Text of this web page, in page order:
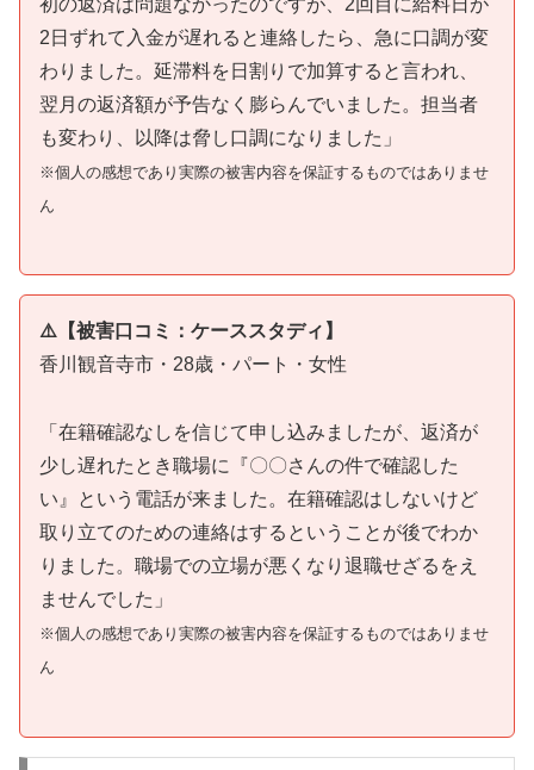
2日ずれて入金が遅れると連絡したら、急に口調が変
わりました。延滞料を日割りで加算すると言われ、
翌月の返済額が予告なく膨らんでいました。担当者
も変わり、以降は脅し口調になりました」
※個人の感想であり実際の被害内容を保証するものではありませ
ん
⚠️【被害口コミ：ケーススタディ】
香川観音寺市・28歳・パート・女性
「在籍確認なしを信じて申し込みましたが、返済が
少し遅れたとき職場に『〇〇さんの件で確認した
い』という電話が来ました。在籍確認はしないけど
取り立てのための連絡はするということが後でわか
りました。職場での立場が悪くなり退職せざるをえ
ませんでした」
※個人の感想であり実際の被害内容を保証するものではありませ
ん